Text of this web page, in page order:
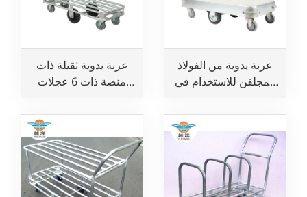
عربة يدوية ثقيلة ذات
منصة ذات 6 عجلات
التجارية والمستودعات
عربة يدوية من الفولاذ
المجلفن للاستخدام في
والمستودعات